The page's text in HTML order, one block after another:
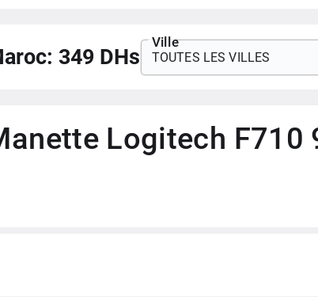
349 DHs
Ville
TOUTES LES VILLES
Logitech F710